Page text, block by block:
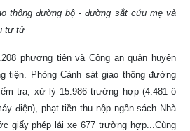
thông đường bộ - đường sắt cứu mẹ và
tự tử
phương tiện và Công an quận huyện
tiện. Phòng Cảnh sát giao thông đường
tra, xử lý 15.986 trường hợp (4.481 ô
điện), phạt tiền thu nộp ngân sách Nhà
giấy phép lái xe 677 trường hợp...Cùng